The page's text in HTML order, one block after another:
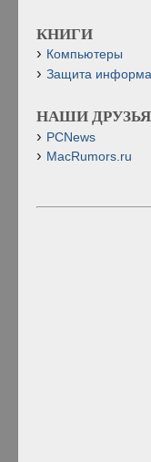
КНИГИ
Компьютеры
Защита
НАШИ ДРУЗЬЯ
PCNews
MacRumors.ru